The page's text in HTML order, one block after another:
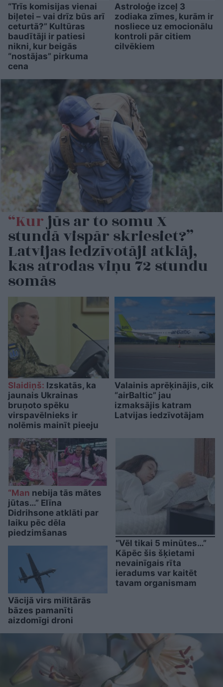
“Trīs komisijas vienai
biļetei – vai drīz būs arī
ceturtā?” Kultūras
baudītāji ir patiesi
nikni, kur beigās
“nostājas” pirkuma
cena
Astroloģe izceļ 3
zodiaka zīmes, kurām ir
nosliece uz emocionālu
kontroli pār citiem
cilvēkiem
“Kurjūs ar to somu X
stundā vispār skriesiet?”
Latvijas iedzīvotāji atklāj,
kas atrodas viņu 72 stundu
somās
Slaidiņš: Izskatās, ka
jaunais Ukrainas
bruņoto spēku
virspavēlnieks ir
nolēmis mainīt pieeju
Valainis aprēķinājis, cik
“airBaltic” jau
izmaksājis katram
Latvijas iedzīvotājam
“Man nebija tās mātes
jūtas…” Elīna
Didrihsone atklāti par
laiku pēc dēla
piedzimšanas
Vācijā virs militārās
bāzes pamanīti
aizdomīgi droni
“Vēl tikai 5 minūtes…”
Kāpēc šis šķietami
nevainīgais rīta
ieradums var kaitēt
tavam organismam